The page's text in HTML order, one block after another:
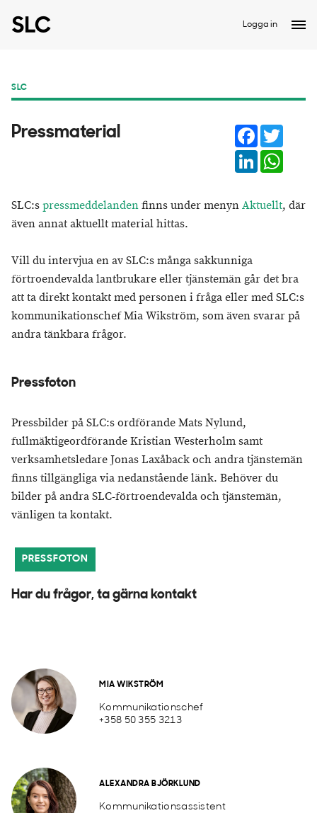
Logga in
SLC
Pressmaterial Facebook
LinkedIn
SLC:spressmeddelandenfinns under menynAktuellt, där
även annat aktuellt material hittas.
Vill du intervjua en av SLC:s många sakkunniga
förtroendevalda lantbrukare eller tjänstemän går det bra
att ta direkt kontakt med personen i fråga eller med SLC:s
kommunikationschef Mia Wikström, som även svarar på
andra tänkbara frågor.
Pressfoton
Pressbilder på SLC:s ordförande Mats Nylund,
fullmäktigeordförande Kristian Westerholm samt
verksamhetsledare Jonas Laxåback och andra tjänstemän
finns tillgängliga via nedanstående länk. Behöver du
bilder på andra SLC-förtroendevalda och tjänstemän,
vänligen ta kontakt.
PRESSFOTON
Har du frågor, ta gärna kontakt
MIA WIKSTRÖM
Kommunikationschef
+358 50 355 3213
ALEXANDRA BJÖRKLUND
Kommunikationsassistent